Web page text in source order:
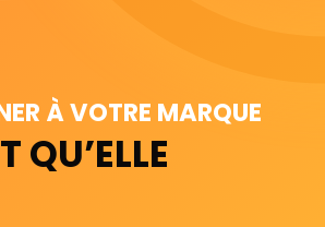
À VOTRE MARQUE
QU’ELLE